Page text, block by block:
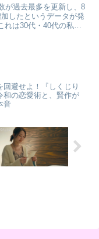
が過去最多を更新し、8
したというデータが発
れは30代・40代の私た
回避せよ！『しくじり
和の恋愛術と、賢作が
音